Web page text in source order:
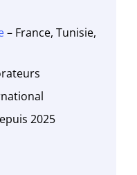
– France, Tunisie,
2025